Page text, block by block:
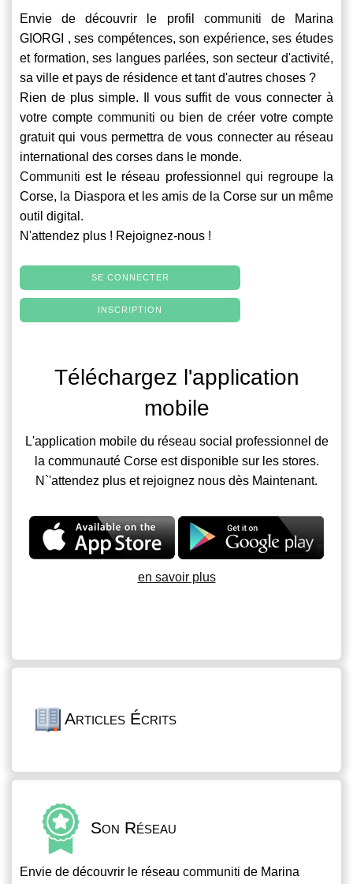
Envie de découvrir le profil communiti de Marina
GIORGI , ses compétences, son expérience, ses études
et formation, ses langues parlées, son secteur d'activité,
sa ville et pays de résidence et tant d'autres choses ?
Rien de plus simple. Il vous suffit de vous connecter à
votre compte communiti ou bien de créer votre compte
gratuit qui vous permettra de vous connecter au réseau
international des corses dans le monde.
Communiti est le réseau professionnel qui regroupe la
Corse, la Diaspora et les amis de la Corse sur un même
outil digital.
N'attendez plus ! Rejoignez-nous !
SE CONNECTER
INSCRIPTION
Téléchargez l'application
mobile
L'application mobile du réseau social professionnel de
la communauté Corse est disponible sur les stores.
N`'attendez plus et rejoignez nous dès Maintenant.
en savoir plus
Articles Écrits
Son Réseau
Envie de découvrir le réseau communiti de Marina